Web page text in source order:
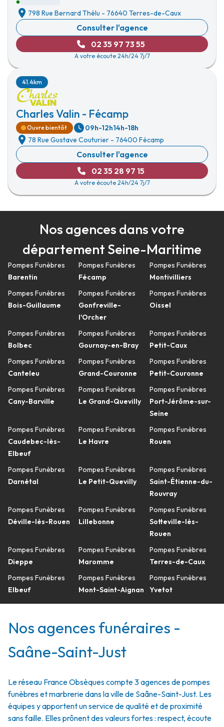
798 Rue Bernard Thélu - 76640 Terres-de-Caux
Consulter l'agence
02 35 97 73 55
A votre écoute 24h/24 7j/7
Charles Valin - Fécamp
41.4km
Ouvre bientôt 09h-12h14h-18h
78 Rue Gustave Couturier - 76400 Fécamp
Consulter l'agence
02 35 28 97 15
A votre écoute 24h/24 7j/7
Nos agences dans votre
département Seine-Maritime
Pompes Funèbres
Barentin
Pompes Funèbres
Bois-Guillaume
Pompes Funèbres
Bolbec
Pompes Funèbres
Canteleu
Pompes Funèbres
Cany-Barville
Pompes Funèbres
Caudebec-lès-
Elbeuf
Pompes Funèbres
Darnétal
Pompes Funèbres
Déville-lès-Rouen
Pompes Funèbres
Dieppe
Pompes Funèbres
Elbeuf
Pompes Funèbres
Fécamp
Pompes Funèbres
Gonfreville-
l'Orcher
Pompes Funèbres
Gournay-en-Bray
Pompes Funèbres
Grand-Couronne
Pompes Funèbres
Le Grand-Quevilly
Pompes Funèbres
Le Havre
Pompes Funèbres
Le Petit-Quevilly
Pompes Funèbres
Lillebonne
Pompes Funèbres
Maromme
Pompes Funèbres
Mont-Saint-Aignan
Pompes Funèbres
Montivilliers
Pompes Funèbres
Oissel
Pompes Funèbres
Petit-Caux
Pompes Funèbres
Petit-Couronne
Pompes Funèbres
Port-Jérôme-sur-
Seine
Pompes Funèbres
Rouen
Pompes Funèbres
Saint-Étienne-du-
Rouvray
Pompes Funèbres
Sotteville-lès-
Rouen
Pompes Funèbres
Terres-de-Caux
Pompes Funèbres
Yvetot
Nos agences funéraires -
Saâne-Saint-Just
Le réseau France Obsèques compte 3 agences de pompes
funèbres et marbrerie dans la ville de Saâne-Saint-Just. Les
équipes y apportent un service de qualité et de proximité
sans faille. Elles prônent des valeurs fortes : respect, écoute